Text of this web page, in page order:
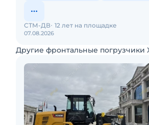
07.08.2026
СТМ-ДВ 12 лет на площадке
Другие фронтальные погрузчики